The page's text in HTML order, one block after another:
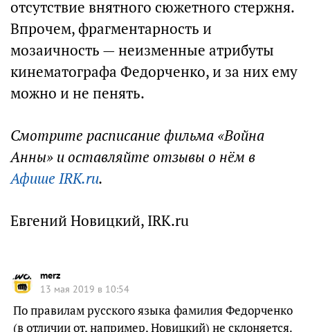
отсутствие внятного сюжетного стержня.
Впрочем, фрагментарность и
мозаичность — неизменные атрибуты
кинематографа Федорченко, и за них ему
можно и не пенять.
Смотрите расписание фильма «Война
Анны» и оставляйте отзывы о нём в
Афише IRK.ru.
Евгений Новицкий, IRK.ru
merz
13 мая 2019 в 10:54
По правилам русского языка фамилия Федорченко
(в отличии от, например, Новицкий) не склоняется.